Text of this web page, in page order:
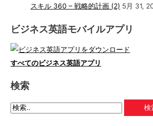
スキル 360 – 戦略的計画 (2) 5月 31,
ビジネス英語モバイルアプリ
すべてのビジネス英語アプリ
検索